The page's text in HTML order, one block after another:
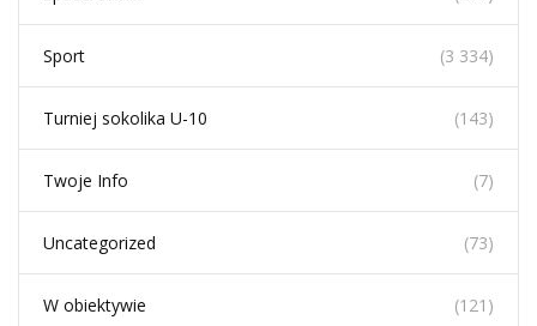
Sport (3 334)
Turniej sokolika U-10 (143)
Twoje Info (7)
Uncategorized (73)
W obiektywie (121)